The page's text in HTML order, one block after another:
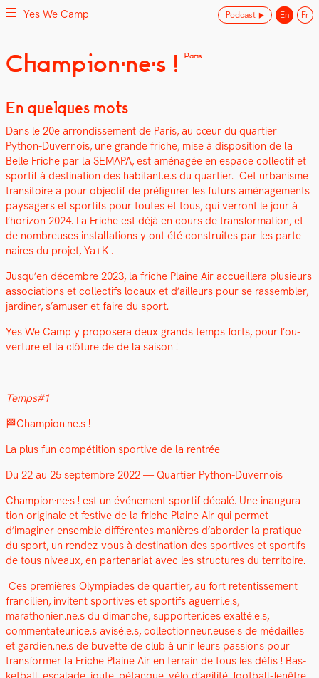
Skip
toYes We Camp
Utilisation inventive des espaces disponibles
Champion·ne·s ! Paris
En quelques mots
Dans le 20e arrondisse­ment de Paris, au cœur du quarti­er
Python-Duver­nois, une grande friche, mise à dis­po­si­tion de la
Belle Friche par la SEMAPA, est amé­nagée en espace col­lec­tif et
sportif à des­ti­na­tion des habitant.e.s du quarti­er. Cet urban­isme
tran­si­toire a pour objec­tif de pré­fig­ur­er les futurs amé­nage­ments
paysagers et sportifs pour toutes et tous, qui ver­ront le jour à
l’hori­zon 2024. La Friche est déjà en cours de trans­for­ma­tion, et
de nom­breuses instal­la­tions y ont été con­stru­ites par les parte­
naires du pro­jet, Ya+K .
Jusqu’en décem­bre 2023, la friche Plaine Air accueillera plusieurs
asso­ci­a­tions et col­lec­tifs locaux et d’ailleurs pour se rassem­bler,
jar­diner, s’amuser et faire du sport.
Yes We Camp y pro­posera deux grands temps forts, pour l’ou­
ver­ture et la clô­ture de de la sai­son !
Temps#1
🏁Champion.ne.s !
La plus fun com­péti­tion sportive de la ren­trée
Du 22 au 25 sep­tem­bre 2022 — Quarti­er Python-Duver­nois
Champion·ne·s ! est un événe­ment sportif décalé. Une inau­gu­ra­
tion orig­i­nale et fes­tive de la friche Plaine Air qui per­met
d’imaginer ensem­ble dif­férentes manières d’aborder la pra­tique
du sport, un ren­dez-vous à des­ti­na­tion des sportives et sportifs
de tous niveaux, en parte­nar­i­at avec les struc­tures du ter­ri­toire.
Ces pre­mières Olympiades de quarti­er, au fort reten­tisse­ment
fran­cilien, invi­tent sportives et sportifs aguerri.e.s,
marathonien.ne.s du dimanche, supporter.ices exalté.e.s,
commentateur.ice.s avisé.e.s, collectionneur.euse.s de médailles
et gardien.ne.s de buvette de club à unir leurs pas­sions pour
trans­former la Friche Plaine Air en ter­rain de tous les défis ! Bas­
Yes We Camp Podcast En Fr